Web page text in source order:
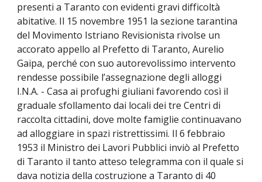
presenti a Taranto con evidenti gravi difficoltà
abitative. Il 15 novembre 1951 la sezione tarantina
del Movimento Istriano Revisionista rivolse un
accorato appello al Prefetto di Taranto, Aurelio
Gaipa, perché con suo autorevolissimo intervento
rendesse possibile l’assegnazione degli alloggi
I.N.A. - Casa ai profughi giuliani favorendo così il
graduale sfollamento dai locali dei tre Centri di
raccolta cittadini, dove molte famiglie continuavano
ad alloggiare in spazi ristrettissimi. Il 6 febbraio
1953 il Ministro dei Lavori Pubblici inviò al Prefetto
di Taranto il tanto atteso telegramma con il quale si
dava notizia della costruzione a Taranto di 40